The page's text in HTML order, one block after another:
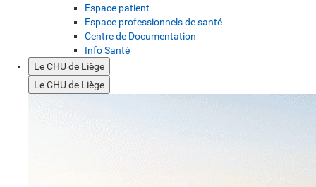
Espace patient
Espace professionnels de santé
Centre de Documentation
Info Santé
Le CHU de Liège
Le CHU de Liège